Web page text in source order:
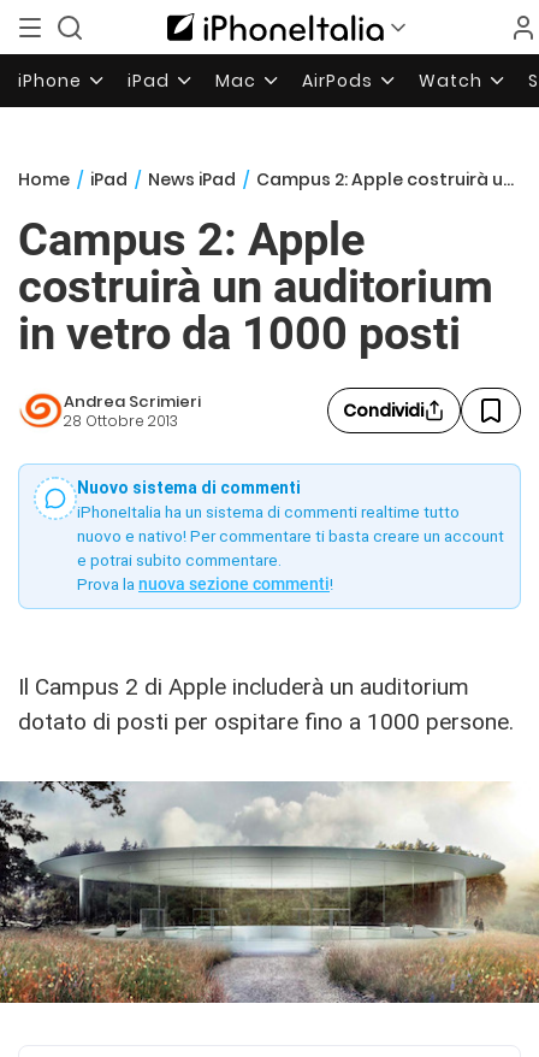
iPhone iPad Mac AirPods Watch
Home / iPad / News iPad / Campus 2: Apple costruirà un auditorium in vetro da 1000 posti
Campus 2: Apple
costruirà un auditorium
in vetro da 1000 posti
Andrea Scrimieri
28 Ottobre 2013 Condividi
Nuovo sistema di commenti
iPhoneItalia ha un sistema di commenti realtime tutto
nuovo e nativo! Per commentare ti basta creare un account
e potrai subito commentare.
Prova la nuova sezione commenti!
Il Campus 2 di Apple includerà un auditorium
dotato di posti per ospitare fino a 1000 persone.